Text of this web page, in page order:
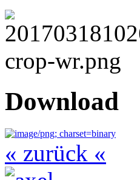
Download
« zurück «